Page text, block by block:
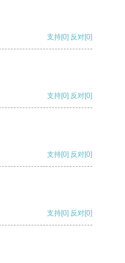
支持[0] 反对[0]
支持[0] 反对[0]
支持[0] 反对[0]
支持[0] 反对[0]